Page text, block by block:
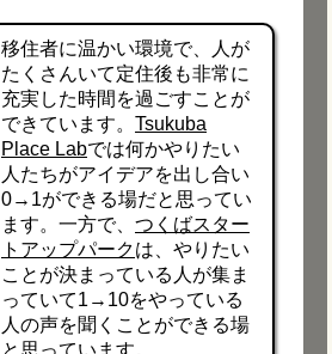
移住者に温かい環境で、人が
たくさんいて定住後も非常に
充実した時間を過ごすことが
できています。 Tsukuba
Place Labでは何かやりたい
人たちがアイデアを出し合い
0→1ができる場だと思ってい
ます。一方で、 つくばスター
トアップパークは、やりたい
ことが決まっている人が集ま
っていて1→10をやっている
人の声を聞くことができる場
と思っています。